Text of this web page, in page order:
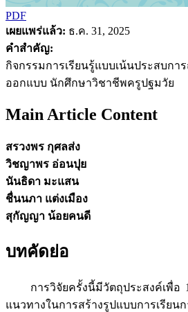
PDF
เผยแพร่แล้ว: ธ.ค. 31, 2025
คำสำคัญ:
กิจกรรมการเรียนรู้แบบเน้นประสบกา
ออกแบบ นักศึกษาวิชาชีพครูปฐมวัย
Main Article Content
สรวงพร กุศลส่ง
วิชญาพร อ่อนปุย
นันธิดา มะแสน
ชื่นนภา แต่งเมือง
สุกัญญา น้อยคนดี
บทคัดย่อ
การวิจัยครั้งนี้มีวัตถุประสงค์เพื่อ
แนวทางในการสร้างรูปแบบการเรียน